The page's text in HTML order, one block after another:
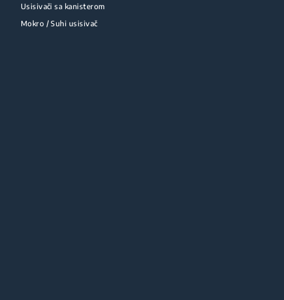
Usisivači sa kanisterom
Mokro / Suhi usisivač